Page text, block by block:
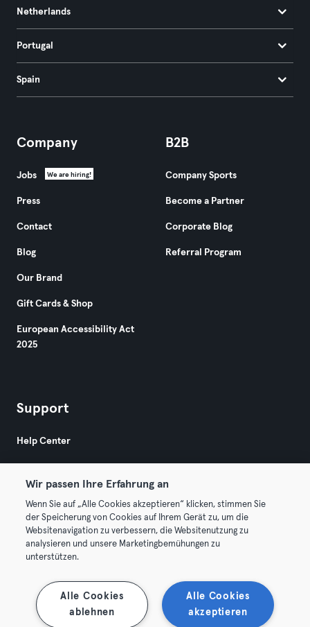
Netherlands
Portugal
Spain
Company
Jobs We are hiring!
Press
Contact
Blog
Our Brand
Gift Cards & Shop
European Accessibility Act
2025
B2B
Company Sports
Become a Partner
Corporate Blog
Referral Program
Support
Help Center
© 2026 Urban Sports Group GmbH. All rights reserved.
Terms & Conditions
Terminate contracts here Withdraw contracts here
Wir passen Ihre Erfahrung an
Wenn Sie auf „Alle Cookies akzeptieren“ klicken, stimmen Sie
der Speicherung von Cookies auf Ihrem Gerät zu, um die
Websitenavigation zu verbessern, die Websitenutzung zu
analysieren und unsere Marketingbemühungen zu
unterstützen.
Alle Cookies
akzeptieren
Alle Cookies
ablehnen